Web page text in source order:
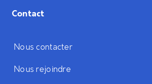
Contact
Nous contacter
Nous rejoindre